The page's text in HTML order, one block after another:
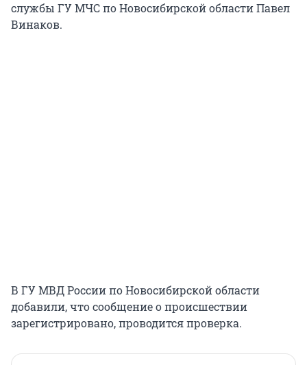
службы ГУ МЧС по Новосибирской области Павел
Винаков.
В ГУ МВД России по Новосибирской области
добавили, что сообщение о происшествии
зарегистрировано, проводится проверка.